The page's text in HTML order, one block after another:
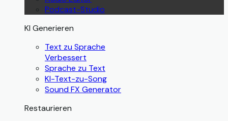
Podcast-Studio
KI Generieren
Text zu Sprache
Verbessert
Sprache zu Text
KI-Text-zu-Song
Sound FX Generator
Restaurieren